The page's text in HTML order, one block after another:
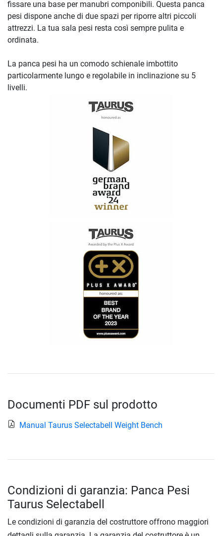
fissare una base per manubri componibili. Questa panca
pesi dispone anche di due spazi per riporre altri piccoli
attrezzi. La tua sala pesi resta così sempre pulita e
ordinata.
La panca pesi ha un comodo schienale imbottito
particolarmente lungo e regolabile in inclinazione su 5
livelli.
Documenti PDF sul prodotto
Manual Taurus Selectabell Weight Bench
Condizioni di garanzia: Panca Pesi
Taurus Selectabell
Le condizioni di garanzia del costruttore offrono maggiori